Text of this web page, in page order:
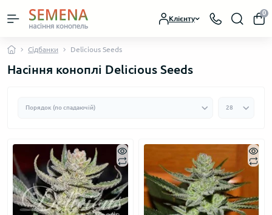
Клієнту
0
Сідбанки Delicious Seeds
Насіння коноплі Delicious Seeds